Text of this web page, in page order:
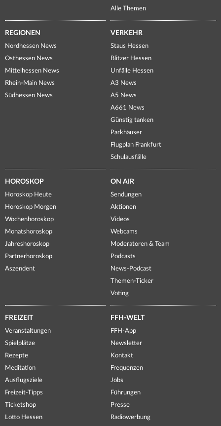
Alle Themen
REGIONEN
Nordhessen News
Osthessen News
Mittelhessen News
Rhein-Main News
Südhessen News
VERKEHR
Staus Hessen
Blitzer Hessen
Unfälle Hessen
A3 News
A5 News
A661 News
Günstig tanken
Parkhäuser
Flugplan Frankfurt
Schulausfälle
HOROSKOP
Horoskop Heute
Horoskop Morgen
Wochenhoroskop
Monatshoroskop
Jahreshoroskop
Partnerhoroskop
Aszendent
ON AIR
Sendungen
Aktionen
Videos
Webcams
Moderatoren & Team
Podcasts
News-Podcast
Themen-Ticker
Voting
FREIZEIT
Veranstaltungen
Spielplätze
Rezepte
Meditation
Ausflugsziele
Freizeit-Tipps
Ticketshop
Lotto Hessen
FFH-WELT
FFH-App
Newsletter
Kontakt
Frequenzen
Jobs
Führungen
Presse
Radiowerbung